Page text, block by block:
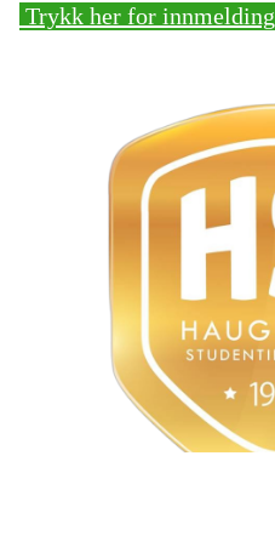
Trykk her for innmelding